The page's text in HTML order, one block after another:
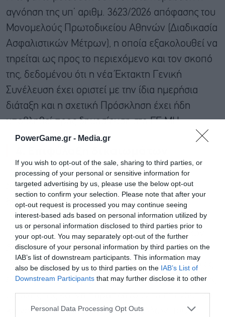
PowerGame.gr - Media.gr
If you wish to opt-out of the sale, sharing to third parties, or
processing of your personal or sensitive information for
targeted advertising by us, please use the below opt-out
section to confirm your selection. Please note that after your
opt-out request is processed you may continue seeing
interest-based ads based on personal information utilized by
us or personal information disclosed to third parties prior to
your opt-out. You may separately opt-out of the further
disclosure of your personal information by third parties on the
IAB’s list of downstream participants. This information may
also be disclosed by us to third parties on the IAB’s List of
Downstream Participants that may further disclose it to other
Personal Data Processing Opt Outs
αγνόηση της υπ’ αριθμ. 3623/2026 απόφασης του
Μονομελούς Πρωτοδικείου Αθηνών (Διαδικασία
Ασφαλιστικών Μέτρων), η οποία εξακολουθεί να
τηρείται ως προς το περιεχόμενο και τον σκοπό
της, δεδομένου ότι η νέα Έκτακτη Γενική
Συνέλευση έχει οριστεί με την ίδια ημερήσια
διάταξη και η σχετική Πρόσκληση έχει ήδη
υποβληθεί προς δημοσίευση στο ΓΕ.ΜΗ.
Η εταιρεία επιφυλάσσεται παντός νομίμου
δικαιώματός της, συμπεριλαμβανομένης της
δυνατότητας άσκησης κάθε προσήκοντος
ποινικού και αστικού ένδικου μέσου κατά
παντός υπευθύνου για τη διάδοση ανακριβών,
δυσφημιστικών ή παραπλανητικών
πληροφοριών εις βάρος της εταιρείας, οι οποίες
ενδέχεται να επηρεάζουν δυσμενώς την τιμή της
μετοχής της και να παραπλανούν το επενδυτικό
κοινό, κατά παράβαση, μεταξύ άλλων, του